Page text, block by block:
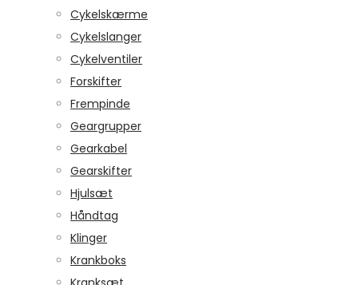
Cykelskærme
Cykelslanger
Cykelventiler
Forskifter
Frempinde
Geargrupper
Gearkabel
Gearskifter
Hjulsæt
Håndtag
Klinger
Krankboks